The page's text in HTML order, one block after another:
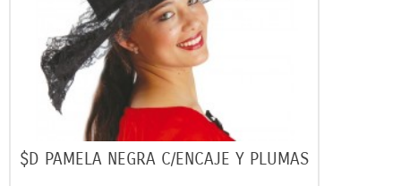
$D PAMELA NEGRA C/ENCAJE Y PLUMAS